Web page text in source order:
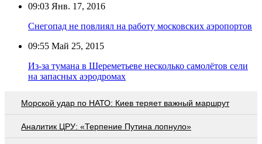
09:03 Янв. 17, 2016
Снегопад не повлиял на работу московских аэропортов
09:55 Май 25, 2015
Из-за тумана в Шереметьеве несколько самолётов сели
на запасных аэродромах
Морской удар по НАТО: Киев теряет важный маршрут
Аналитик ЦРУ: «Терпение Путина лопнуло»